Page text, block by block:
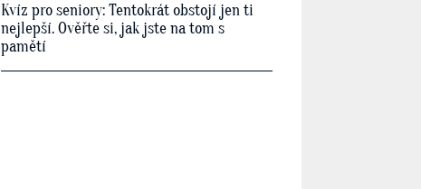
Kvíz pro seniory: Tentokrát obstojí jen ti
nejlepší. Ověřte si, jak jste na tom s
pamětí